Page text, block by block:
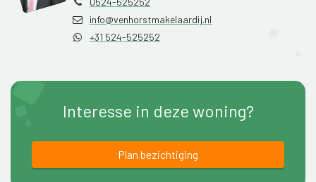
info@venhorstmakelaardij.nl
+31 524-525252
Interesse in deze woning?
Plan bezichtiging